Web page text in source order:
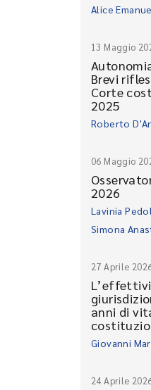
Alice
13 Maggio
Brevi
Corte
2025
Roberto
06 Maggio
2026
Lavinia Pedol
Simona
27 Aprile
anni di
Giovanni
24 Aprile